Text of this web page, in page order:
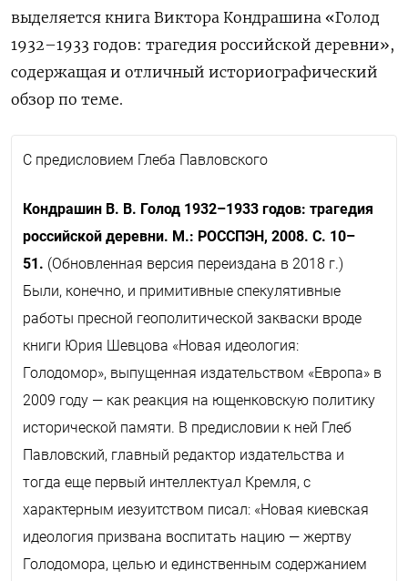
выделяется книга Виктора Кондрашина «Голод
1932–1933 годов: трагедия российской деревни»,
содержащая и отличный историографический
обзор по теме.
С предисловием Глеба Павловского
Кондрашин В. В. Голод 1932–1933 годов: трагедия
российской деревни. М.: РОССПЭН, 2008. С. 10–
51. (Обновленная версия переиздана в 2018 г.)
Были, конечно, и примитивные спекулятивные
работы пресной геополитической закваски вроде
книги Юрия Шевцова «Новая идеология:
Голодомор», выпущенная издательством «Европа» в
2009 году — как реакция на ющенковскую политику
исторической памяти. В предисловии к ней Глеб
Павловский, главный редактор издательства и
тогда еще первый интеллектуал Кремля, с
характерным иезуитством писал: «Новая киевская
идеология призвана воспитать нацию — жертву
Голодомора, целью и единственным содержанием